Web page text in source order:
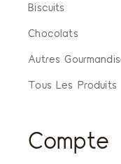
Biscuits
Chocolats
Autres
Tous Les Produits
Compte